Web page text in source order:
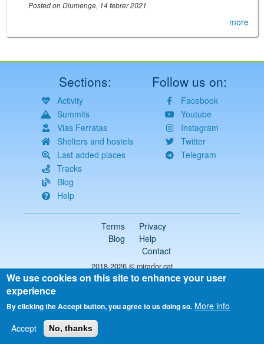
Posted onDiumenge, 14 febrer 2021
more
Sections:
Activity
Summits
Vias Ferratas
Shelters and hostels
Last added places
Tracks
Blog
Help
Follow us on:
Facebook
Youtube
Instagram
Twitter
Telegram
Terms
Privacy
Blog
Help
Contact
2018-2026 ©mirador.cat
All rights reserved
your
We use cookies on this site to enhance your user
experience
By clicking the Accept button, you agree to us doing so. More info
Accept
No, thanks